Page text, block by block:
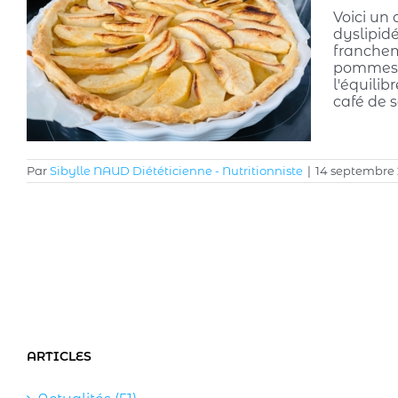
Voici un
café de
ParSibylle NAUD Diététicienne - Nutritionniste | 14 septembre
ARTICLES